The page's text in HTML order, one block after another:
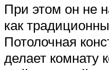
При этом он не
как
Потолочная
делает комнату